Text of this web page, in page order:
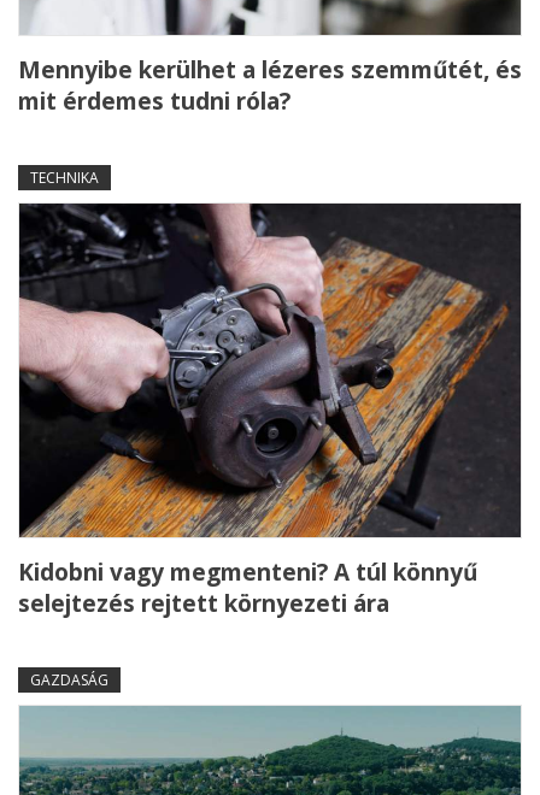
Mennyibe kerülhet a lézeres szemműtét, és
mit érdemes tudni róla?
TECHNIKA
Kidobni vagy megmenteni? A túl könnyű
selejtezés rejtett környezeti ára
GAZDASÁG